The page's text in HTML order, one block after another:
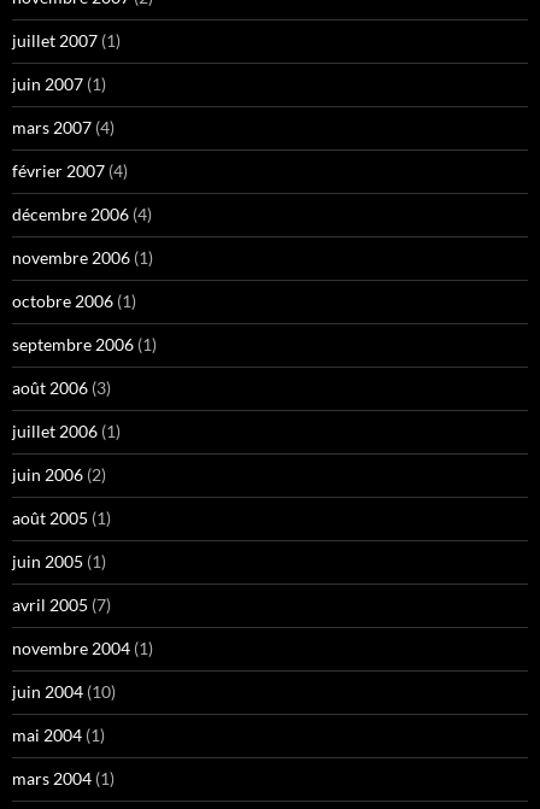
juillet 2007 (1)
juin 2007 (1)
mars 2007 (4)
février 2007 (4)
décembre 2006 (4)
novembre 2006 (1)
octobre 2006 (1)
septembre 2006 (1)
août 2006 (3)
juillet 2006 (1)
juin 2006 (2)
août 2005 (1)
juin 2005 (1)
avril 2005 (7)
novembre 2004 (1)
juin 2004 (10)
mai 2004 (1)
mars 2004 (1)